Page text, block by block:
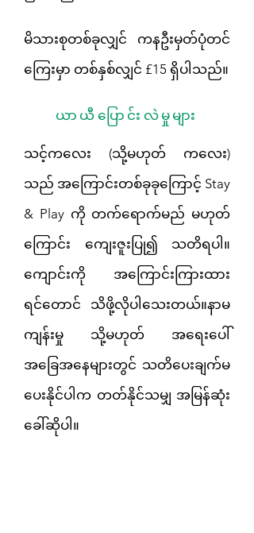
မိသားစုတစ်ခုလျှင် ကနဦးမှတ်ပုံတင်
ကြေးမှာ တစ်နှစ်လျှင် £15 ရှိပါသည်။
ယာယီပြောင်းလဲမှုများ
သင့်ကလေး (သို့မဟုတ် ကလေး)
သည် အကြောင်းတစ်ခုခုကြောင့် Stay
& Play ကို တက်ရောက်မည် မဟုတ်
ကြောင်း ကျေးဇူးပြု၍ သတိရပါ။
ကျောင်းကို အကြောင်းကြားထား
ရင်တောင် သိဖို့လိုပါသေးတယ်။နာမ
ကျန်းမှု သို့မဟုတ် အရေးပေါ်
အခြေအနေများတွင် သတိပေးချက်မ
ပေးနိုင်ပါက တတ်နိုင်သမျှ အမြန်ဆုံး
ခေါ်ဆိုပါ။